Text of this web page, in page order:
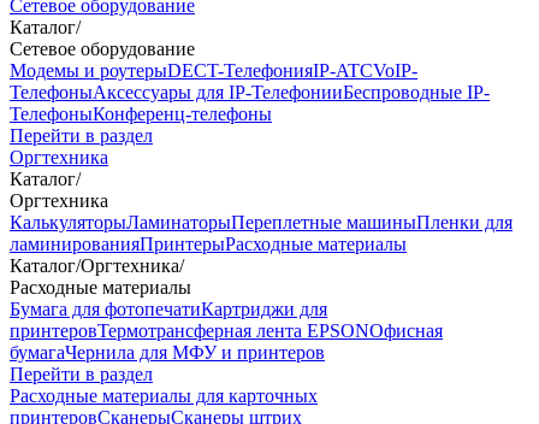
Сетевое оборудование
Каталог/
Сетевое оборудование
Модемы и роутерыDECT-ТелефонияIP-ATCVoIP-
ТелефоныАксессуары для IP-ТелефонииБеспроводные IP-
ТелефоныКонференц-телефоны
Перейти в раздел
Оргтехника
Каталог/
Оргтехника
КалькуляторыЛаминаторыПереплетные машиныПленки для
ламинированияПринтерыРасходные материалы
Каталог/Оргтехника/
Расходные материалы
Бумага для фотопечатиКартриджи для
принтеровТермотрансферная лента EPSONОфисная
бумагаЧернила для МФУ и принтеров
Перейти в раздел
Расходные материалы для карточных
принтеровСканерыСканеры штрих